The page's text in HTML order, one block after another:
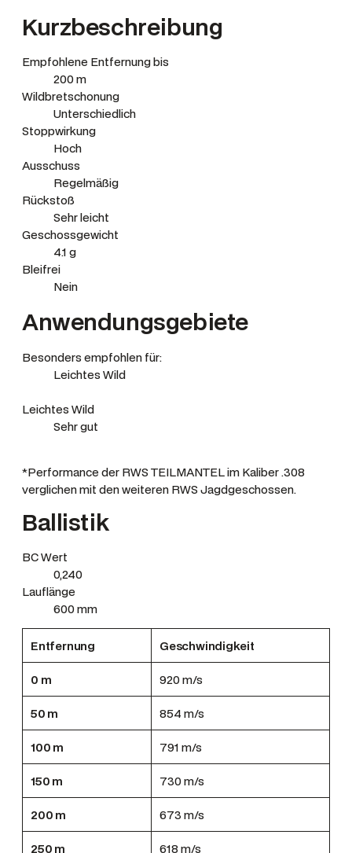
Kurzbeschreibung
Empfohlene Entfernung bis
200 m
Wildbretschonung
Unterschiedlich
Stoppwirkung
Hoch
Ausschuss
Regelmäßig
Rückstoß
Sehr leicht
Geschossgewicht
4.1 g
Bleifrei
Nein
Anwendungsgebiete
Besonders empfohlen für:
Leichtes Wild
Leichtes Wild
Sehr gut
*Performance der RWS TEILMANTEL im Kaliber .308
verglichen mit den weiteren RWS Jagdgeschossen.
Ballistik
BC Wert
0,240
Lauflänge
600 mm
Entfernung Geschwindigkeit
0 m 920 m/s
50 m 854 m/s
100 m 791 m/s
150 m 730 m/s
200 m 673 m/s
250 m 618 m/s